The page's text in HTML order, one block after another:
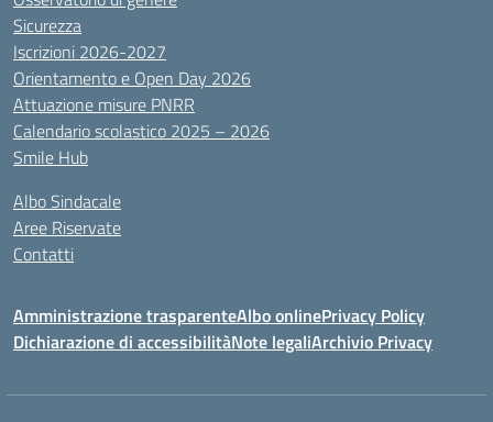
Sicurezza
Iscrizioni 2026-2027
Orientamento e Open Day 2026
Attuazione misure PNRR
Calendario scolastico 2025 – 2026
Smile Hub
Albo Sindacale
Aree Riservate
Contatti
Amministrazione trasparenteAlbo onlinePrivacy Policy
Dichiarazione di accessibilitàNote legaliArchivio Privacy